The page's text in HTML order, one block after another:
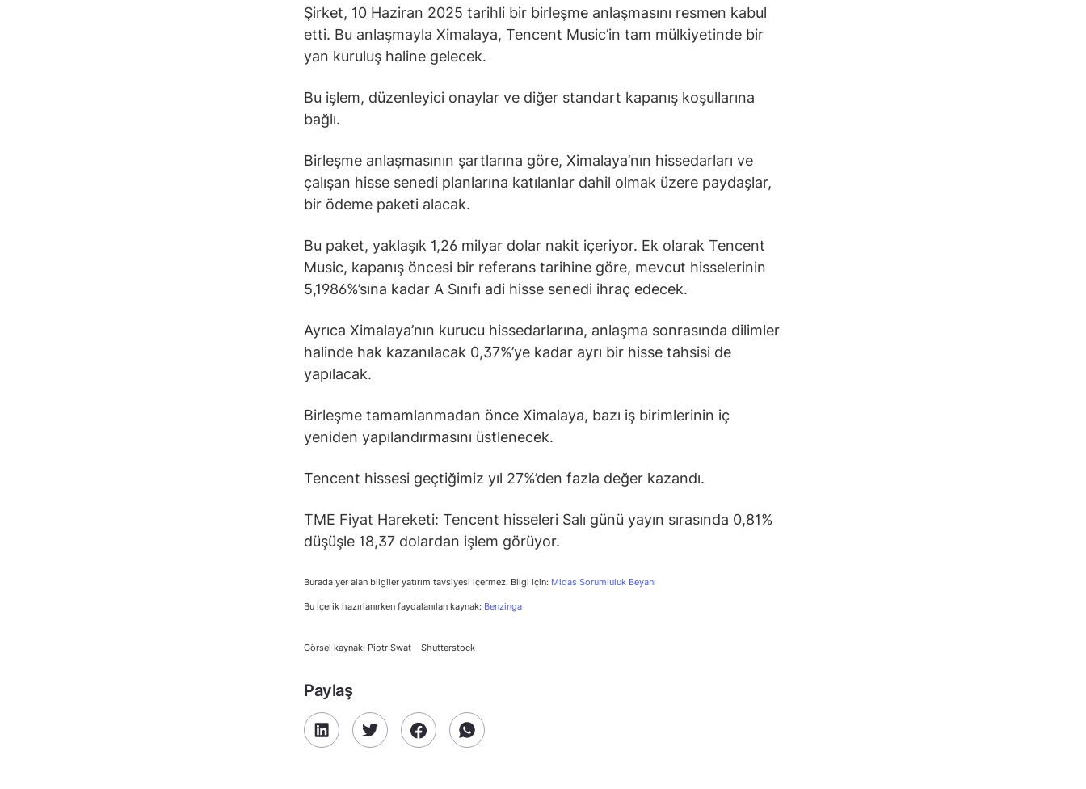
Şirket, 10 Haziran 2025 tarihli bir birleşme anlaşmasını resmen kabul
etti. Bu anlaşmayla Ximalaya, Tencent Music’in tam mülkiyetinde bir
yan kuruluş haline gelecek.
Bu işlem, düzenleyici onaylar ve diğer standart kapanış koşullarına
bağlı.
Birleşme anlaşmasının şartlarına göre, Ximalaya’nın hissedarları ve
çalışan hisse senedi planlarına katılanlar dahil olmak üzere paydaşlar,
bir ödeme paketi alacak.
Bu paket, yaklaşık 1,26 milyar dolar nakit içeriyor. Ek olarak Tencent
Music, kapanış öncesi bir referans tarihine göre, mevcut hisselerinin
5,1986%’sına kadar A Sınıfı adi hisse senedi ihraç edecek.
Ayrıca Ximalaya’nın kurucu hissedarlarına, anlaşma sonrasında dilimler
halinde hak kazanılacak 0,37%’ye kadar ayrı bir hisse tahsisi de
yapılacak.
Birleşme tamamlanmadan önce Ximalaya, bazı iş birimlerinin iç
yeniden yapılandırmasını üstlenecek.
Tencent hissesi geçtiğimiz yıl 27%’den fazla değer kazandı.
TME Fiyat Hareketi: Tencent hisseleri Salı günü yayın sırasında 0,81%
düşüşle 18,37 dolardan işlem görüyor.
Burada yer alan bilgiler yatırım tavsiyesi içermez. Bilgi için: Midas Sorumluluk Beyanı
Bu içerik hazırlanırken faydalanılan kaynak: Benzinga
Görsel kaynak: Piotr Swat – Shutterstock
Paylaş